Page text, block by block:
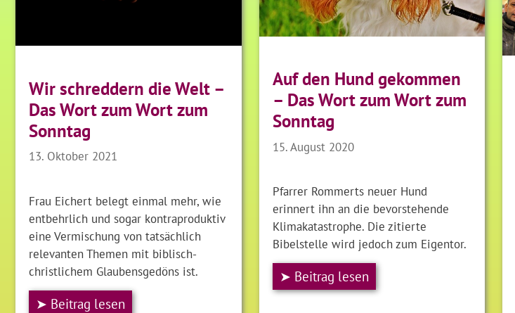
Wir schreddern die Welt –
Das Wort zum Wort zum
Sonntag
13. Oktober 2021
Frau Eichert belegt einmal mehr, wie
entbehrlich und sogar kontraproduktiv
eine Vermischung von tatsächlich
relevanten Themen mit biblisch-
christlichem Glaubensgedöns ist.
➤ Beitrag lesen
Auf den Hund gekommen
– Das Wort zum Wort zum
Sonntag
15. August 2020
Pfarrer Rommerts neuer Hund
erinnert ihn an die bevorstehende
Klimakatastrophe. Die zitierte
Bibelstelle wird jedoch zum Eigentor.
➤ Beitrag lesen